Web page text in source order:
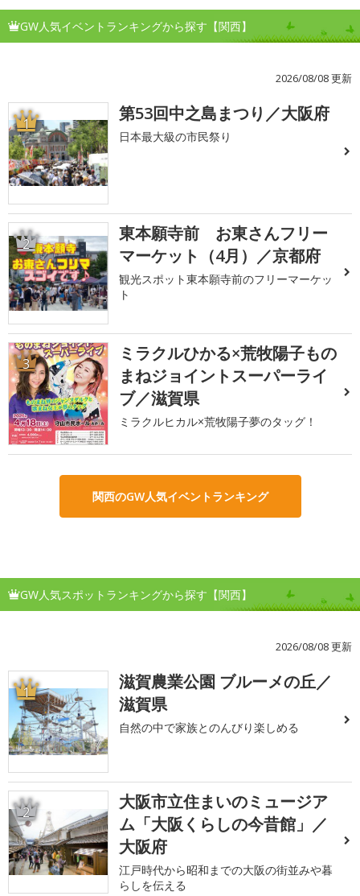
GW人気イベントランキングから探す【関西】
2026/08/08 更新
1 第53回中之島まつり／大阪府
日本最大級の市民祭り
2
東本願寺前 お東さんフリー
マーケット（4月）／京都府
観光スポット東本願寺前のフリーマーケッ
ト
3
ミラクルひかる×荒牧陽子もの
まねジョイントスーパーライ
ブ／滋賀県
ミラクルヒカル×荒牧陽子夢のタッグ！
関西のGW人気イベントランキング
GW人気スポットランキングから探す【関西】
2026/08/08 更新
1
滋賀農業公園 ブルーメの丘／
滋賀県
自然の中で家族とのんびり楽しめる
2
大阪市立住まいのミュージア
ム「大阪くらしの今昔館」／
大阪府
江戸時代から昭和までの大阪の街並みや暮
らしを伝える